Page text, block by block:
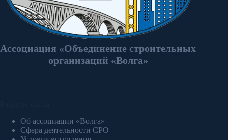
Ассоциация «Объединение строительных
организаций «Волга»
Об ассоциации «Волга»
Сфера деятельности СРО